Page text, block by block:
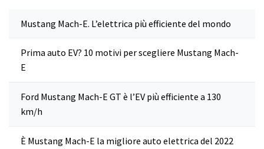
Mustang Mach-E. L’elettrica più efficiente del mondo
Prima auto EV? 10 motivi per scegliere Mustang Mach-
E
Ford Mustang Mach-E GT è l’EV più efficiente a 130
km/h
È Mustang Mach-E la migliore auto elettrica del 2022